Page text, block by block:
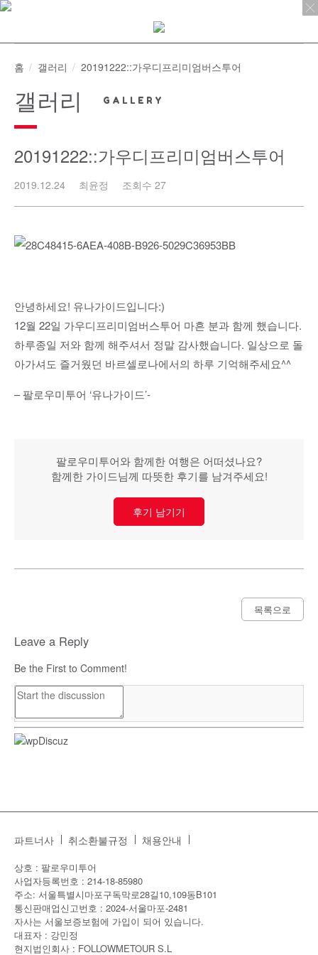
Skip
홈 갤러리 20191222::가우디프리미엄버스투어
갤러리
20191222::가우디프리미엄버스투어
2019.12.24 최윤정 조회수 27
안녕하세요! 유나가이드입니다:)
12월 22일 가우디프리미엄버스투어 마흔 분과 함께 했습니다.
하루종일 저와 함께 해주셔서 정말 감사했습니다. 일상으로 돌
아가셔도 즐거웠던 바르셀로나에서의 하루 기억해주세요^^
– 팔로우미투어 ‘유나가이드’-
팔로우미투어와 함께한 여행은 어떠셨나요?
함께한 가이드님께 따뜻한 후기를 남겨주세요!
후기 남기기
목록으로
Leave a Reply
Be the First to Comment!
파트너사 취소환불규정 채용안내
상호 : 팔로우미투어
사업자등록번호 : 214-18-85980
주소: 서울특별시마포구독막로28길10,109동B101
통신판매업신고번호 : 2024-서울마포-2481
자사는 서울보증보험에 가입이 되어 있습니다.
대표자 : 강민정
현지법인회사 : FOLLOWMETOUR S.L